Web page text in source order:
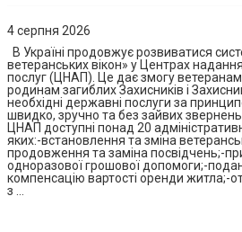
4 серпня 2026
В Україні продовжує розвиватися
ветеранських вікон» у Центрах
послуг (ЦНАП). Це дає змогу
родинам загиблих Захисників і
необхідні державні послуги за
швидко, зручно та без зайвих
ЦНАП доступні понад 20
яких:-встановлення та зміна
продовження та заміна посвідчень;-
одноразової грошової допомоги;-
компенсацію вартості оренди житла;-
з …